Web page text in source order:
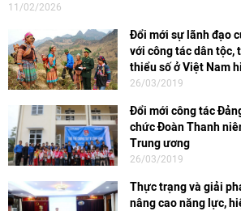
11/02/2026
Đổi mới sự lãnh đạo
với công tác dân tộc,
thiểu số ở Việt Nam
26/03/2019
Đổi mới công tác
chức Đoàn Thanh
Trung ương
26/03/2019
Thực trạng và giải
nâng cao năng lực,